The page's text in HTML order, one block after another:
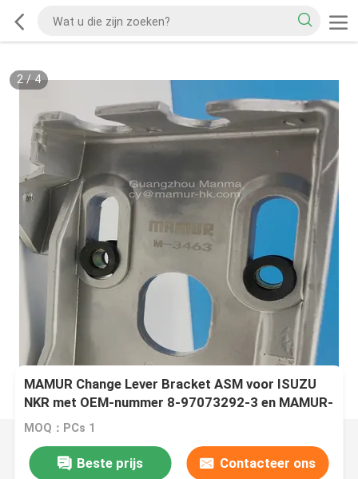
2/4
MAMUR Change Lever Bracket ASM voor ISUZU
NKR met OEM-nummer 8-97073292-3 en MAMUR-
nummer M-3463
MOQ：PCs 1
Beste prijs Contacteer ons